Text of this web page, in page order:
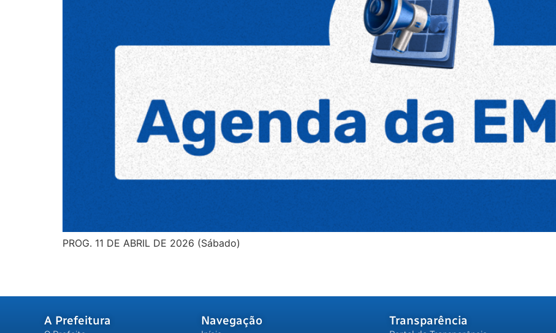
PROG. 11 DE ABRIL DE 2026 (Sábado)
A Prefeitura Navegação Transparência